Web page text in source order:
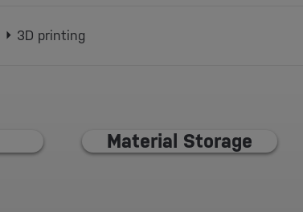
3D printing
Material Storage